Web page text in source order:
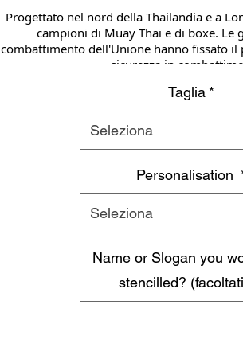
Progettato nel nord della Thailandia e a
campioni di Muay Thai e di boxe. Le
combattimento dell'Unione hanno fissato
sicurezza in
Adatto per l'allenamento, lo sparring e
copricapo contiene un'imbottitura a
qualità. Protezione completa del mento e
alcune delle principali società di Muay
Disponibile in piccolo, medio,
Taglia *
Seleziona
Personalisation
Seleziona
Name or Slogan you
stencilled?